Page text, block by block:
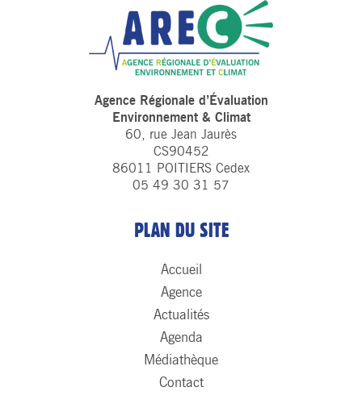
Agence Régionale d’Évaluation
Environnement & Climat
60, rue Jean Jaurès
CS90452
86011 POITIERS Cedex
05 49 30 31 57
PLAN DU SITE
Accueil
Agence
Actualités
Agenda
Médiathèque
Contact